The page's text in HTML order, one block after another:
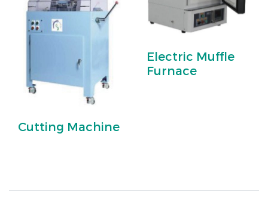
Electric Muffle
Furnace
Cutting Machine